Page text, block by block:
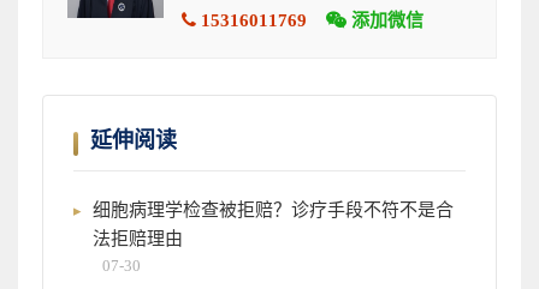
15316011769 添加微信
延伸阅读
细胞病理学检查被拒赔？诊疗手段不符不是合
法拒赔理由
07-30